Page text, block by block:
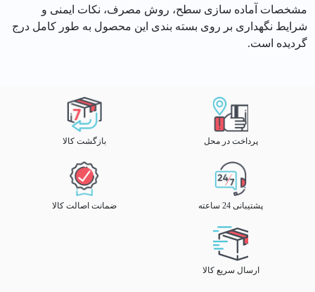
مشخصات آماده سازی سطح، روش مصرف، نکات ایمنی و
شرایط نگهداری بر روی بسته بندی این محصول به طور کامل درج
گردیده است.
پرداخت در محل بازگشت کالا
پشتیبانی 24 ساعته ضمانت اصالت کالا
ارسال سریع کالا